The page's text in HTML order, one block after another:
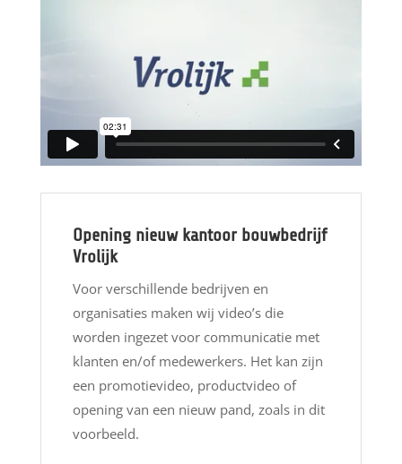
Opening nieuw kantoor bouwbedrijf
Vrolijk
Voor verschillende bedrijven en
organisaties maken wij video’s die
worden ingezet voor communicatie met
klanten en/of medewerkers. Het kan zijn
een promotievideo, productvideo of
opening van een nieuw pand, zoals in dit
voorbeeld.